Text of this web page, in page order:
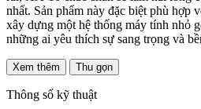
nhất. Sản phẩm này đặc biệt phù hợp
xây dựng một hệ thống máy tính nhỏ
những ai yêu thích sự sang trọng và
Xem thêm Thu gọn
Thông số kỹ thuật